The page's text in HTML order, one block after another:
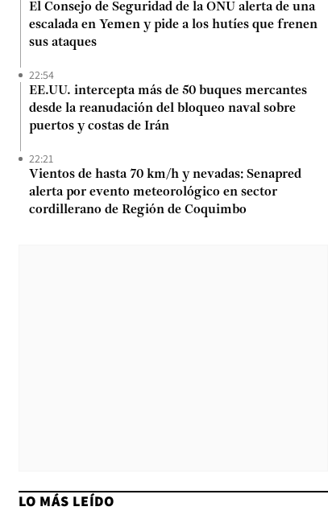
El Consejo de Seguridad de la ONU alerta de una
escalada en Yemen y pide a los hutíes que frenen
sus ataques
22:54
EE.UU. intercepta más de 50 buques mercantes
desde la reanudación del bloqueo naval sobre
puertos y costas de Irán
22:21
Vientos de hasta 70 km/h y nevadas: Senapred
alerta por evento meteorológico en sector
cordillerano de Región de Coquimbo
LO MÁS LEÍDO